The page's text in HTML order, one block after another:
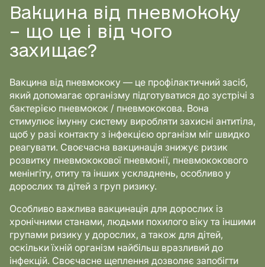
Вакцина від пневмококу
– що це і від чого
захищає?
Вакцина від пневмококу — це профілактичний засіб,
який допомагає організму підготуватися до зустрічі з
бактерією пневмокок / пневмококова. Вона
стимулює імунну систему виробляти захисні антитіла,
щоб у разі контакту з інфекцією організм міг швидко
реагувати. Своєчасна вакцинація знижує ризик
розвитку пневмококової пневмонії, пневмококового
менінгіту, отиту та інших ускладнень, особливо у
дорослих та дітей з груп ризику.
Особливо важлива вакцинація для дорослих із
хронічними станами, людьми похилого віку та іншими
групами ризику у дорослих, а також для дітей,
оскільки їхній організм найбільш вразливий до
інфекцій. Своєчасне щеплення дозволяє запобігти